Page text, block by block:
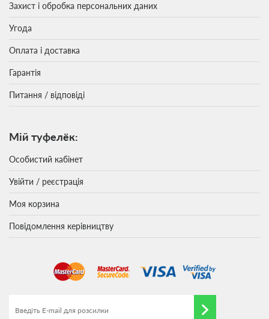
Захист і обробка персональних даних
Угода
Оплата і доставка
Гарантія
Питання / відповіді
Мій туфелёк:
Особистий кабінет
Увійти / реєстрація
Моя корзина
Повідомлення керівництву